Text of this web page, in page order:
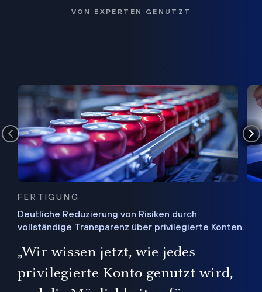
VON EXPERTEN GENUTZT
FERTIGUNG
Deutliche Reduzierung von Risiken durch
vollständige Transparenz über privilegierte Konten.
„Wir wissen jetzt, wie jedes
privilegierte Konto genutzt wird,